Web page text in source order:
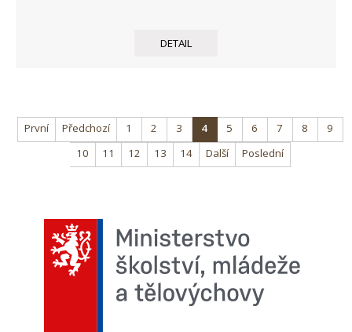
DETAIL
První Předchozí 1 2 3 4 5 6 7 8
9
10
11 12 13 14 Další Poslední